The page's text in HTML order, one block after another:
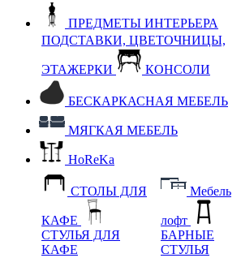
ПРЕДМЕТЫ ИНТЕРЬЕРА
ПОДСТАВКИ, ЦВЕТОЧНИЦЫ,
ЭТАЖЕРКИ КОНСОЛИ
БЕСКАРКАСНАЯ МЕБЕЛЬ
МЯГКАЯ МЕБЕЛЬ
HoReKa
СТОЛЫ ДЛЯ
КАФЕ
СТУЛЬЯ ДЛЯ
КАФЕ
Мебель
лофт
БАРНЫЕ
СТУЛЬЯ